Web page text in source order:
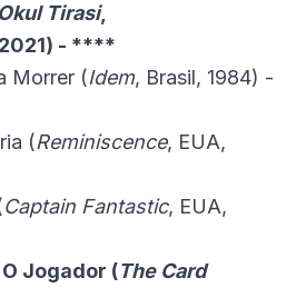
Okul Tirasi,
- ****
Morrer (Idem, Brasil, 1984) -
(Reminiscence, EUA,
Captain Fantastic, EUA,
Jogador (The Card